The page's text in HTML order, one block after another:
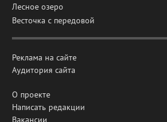
Лесное озеро
Весточка с передовой
Реклама на сайте
Аудитория сайта
О проекте
Написать редакции
Вакансии